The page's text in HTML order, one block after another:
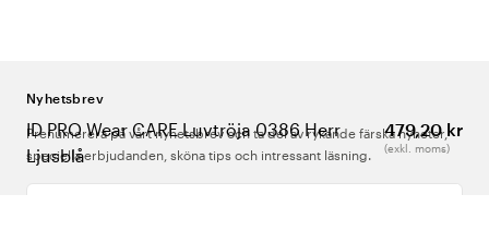
ID PRO Wear CARE Luvtröja 0386 Herr
Ljusblå
479,20 kr
(exkl. moms)
Nyhetsbrev
Prenumerera på vårt nyhetsbrev och ta del av rykande färska nyheter,
speciella erbjudanden, sköna tips och intressant läsning.
Ange din e-postadress